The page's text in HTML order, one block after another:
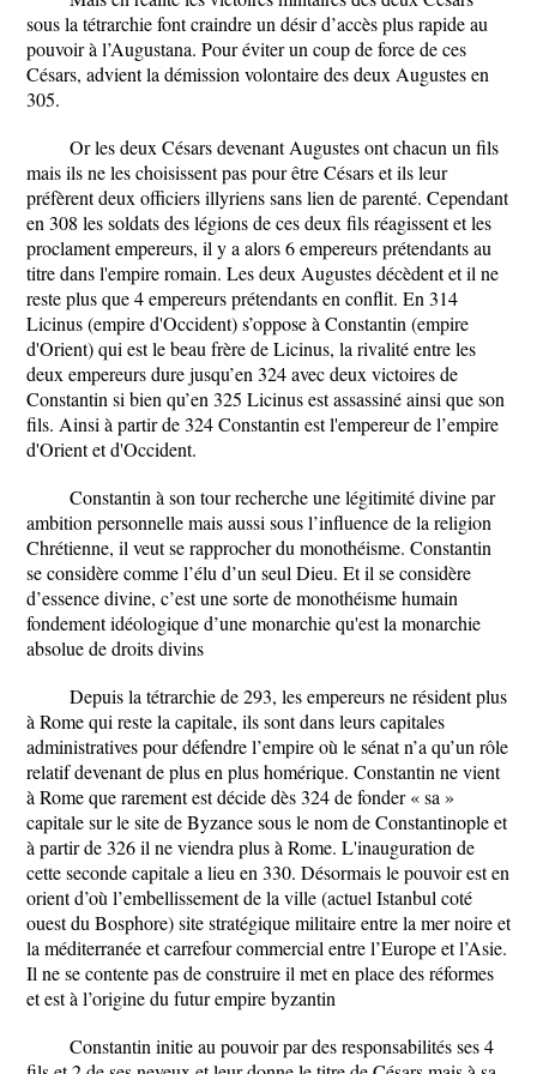
sous la tétrarchie font craindre un désir d’accès plus rapide au
pouvoir à l’Augustana. Pour éviter un coup de force de ces
Césars, advient la démission volontaire des deux Augustes en
305.
Or les deux Césars devenant Augustes ont chacun un fils
mais ils ne les choisissent pas pour être Césars et ils leur
préfèrent deux officiers illyriens sans lien de parenté. Cependant
en 308 les soldats des légions de ces deux fils réagissent et les
proclament empereurs, il y a alors 6 empereurs prétendants au
titre dans l'empire romain. Les deux Augustes décèdent et il ne
reste plus que 4 empereurs prétendants en conflit. En 314
Licinus (empire d'Occident) s’oppose à Constantin (empire
d'Orient) qui est le beau frère de Licinus, la rivalité entre les
deux empereurs dure jusqu’en 324 avec deux victoires de
Constantin si bien qu’en 325 Licinus est assassiné ainsi que son
fils. Ainsi à partir de 324 Constantin est l'empereur de l’empire
d'Orient et d'Occident.
Constantin à son tour recherche une légitimité divine par
ambition personnelle mais aussi sous l’influence de la religion
Chrétienne, il veut se rapprocher du monothéisme. Constantin
se considère comme l’élu d’un seul Dieu. Et il se considère
d’essence divine, c’est une sorte de monothéisme humain
fondement idéologique d’une monarchie qu'est la monarchie
absolue de droits divins
Depuis la tétrarchie de 293, les empereurs ne résident plus
à Rome qui reste la capitale, ils sont dans leurs capitales
administratives pour défendre l’empire où le sénat n’a qu’un rôle
relatif devenant de plus en plus homérique. Constantin ne vient
à Rome que rarement est décide dès 324 de fonder « sa »
capitale sur le site de Byzance sous le nom de Constantinople et
à partir de 326 il ne viendra plus à Rome. L'inauguration de
cette seconde capitale a lieu en 330. Désormais le pouvoir est en
orient d’où l’embellissement de la ville (actuel Istanbul coté
ouest du Bosphore) site stratégique militaire entre la mer noire et
la méditerranée et carrefour commercial entre l’Europe et l’Asie.
Il ne se contente pas de construire il met en place des réformes
et est à l’origine du futur empire byzantin
Constantin initie au pouvoir par des responsabilités ses 4